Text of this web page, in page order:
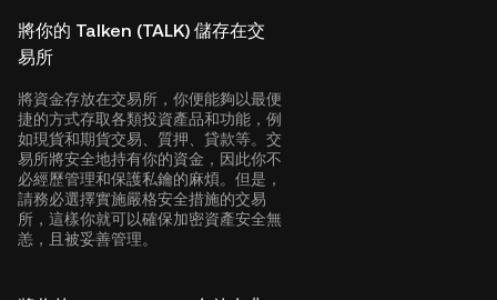
將你的 Talken (TALK) 儲存在交
易所
將資金存放在交易所，你便能夠以最便
捷的方式存取各類投資產品和功能，例
如現貨和期貨交易、質押、貸款等。交
易所將安全地持有你的資金，因此你不
必經歷管理和保護私鑰的麻煩。但是，
請務必選擇實施嚴格安全措施的交易
所，這樣你就可以確保加密資產安全無
恙，且被妥善管理。